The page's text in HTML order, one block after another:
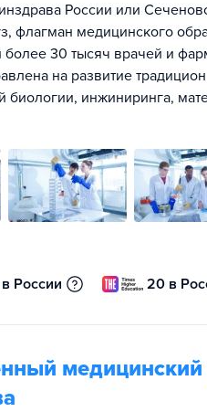
России или
флагман медицинского
30 тысяч врачей и
на развитие
биологии, инжиниринга,
России 20 в